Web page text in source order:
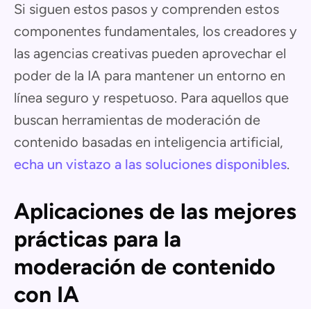
Si siguen estos pasos y comprenden estos
componentes fundamentales, los creadores y
las agencias creativas pueden aprovechar el
poder de la IA para mantener un entorno en
línea seguro y respetuoso. Para aquellos que
buscan herramientas de moderación de
contenido basadas en inteligencia artificial,
echa un vistazo a las soluciones disponibles.
Aplicaciones de las mejores
prácticas para la
moderación de contenido
con IA